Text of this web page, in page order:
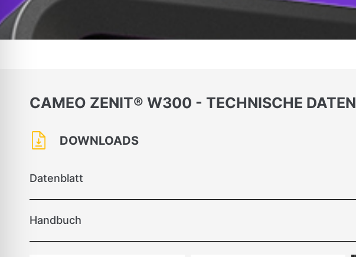
CAMEO ZENIT® W300 - TECHNISCHE DATEN
DOWNLOADS
Datenblatt
Handbuch